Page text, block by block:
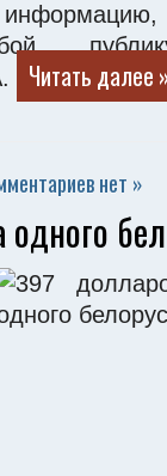
Читать далее
нет »